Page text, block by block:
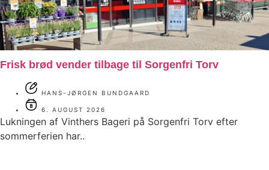
Frisk brød vender tilbage til Sorgenfri Torv
HANS-JØRGEN BUNDGAARD
6. AUGUST 2026
Lukningen af Vinthers Bageri på Sorgenfri Torv efter
sommerferien har..